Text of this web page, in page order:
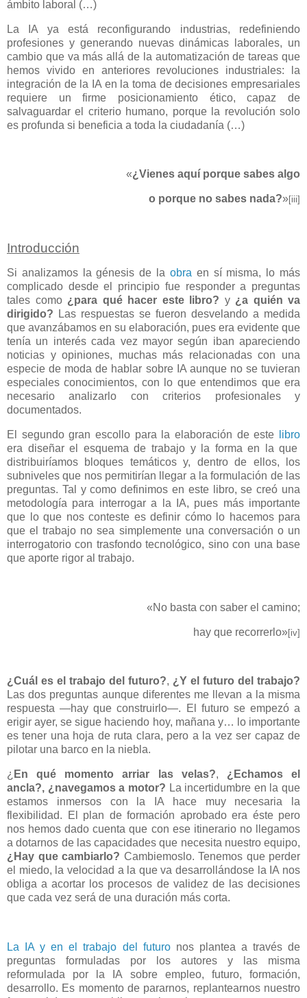
ámbito laboral (…)
La IA ya está reconfigurando industrias, redefiniendo
profesiones y generando nuevas dinámicas laborales, un
cambio que va más allá de la automatización de tareas que
hemos vivido en anteriores revoluciones industriales: la
integración de la IA en la toma de decisiones empresariales
requiere un firme posicionamiento ético, capaz de
salvaguardar el criterio humano, porque la revolución solo
es profunda si beneficia a toda la ciudadanía (…)
«¿Vienes aquí porque sabes algo
o porque no sabes nada?»[iii]
Introducción
Si analizamos la génesis de la obraen sí misma, lo más
complicado desde el principio fue responder a preguntas
tales como ¿para qué hacer este libro? y ¿a quién va
dirigido? Las respuestas se fueron desvelando a medida
que avanzábamos en su elaboración, pues era evidente que
tenía un interés cada vez mayor según iban apareciendo
noticias y opiniones, muchas más relacionadas con una
especie de moda de hablar sobre IA aunque no se tuvieran
especiales conocimientos, con lo que entendimos que era
necesario analizarlo con criterios profesionales y
documentados.
El segundo gran escollo para la elaboración de este
libro
era diseñar el esquema de trabajo y la forma en la que
distribuiríamos bloques temáticos y, dentro de ellos, los
subniveles que nos permitirían llegar a la formulación de las
preguntas. Tal y como definimos en este libro, se creó una
metodología para interrogar a la IA, pues más importante
que lo que nos conteste es definir cómo lo hacemos para
que el trabajo no sea simplemente una conversación o un
interrogatorio con trasfondo tecnológico, sino con una base
que aporte rigor al trabajo.
«No basta con saber el camino;
hay que recorrerlo»[iv]
¿Cuál es el trabajo del futuro?, ¿Y el futuro del trabajo?
Las dos preguntas aunque diferentes me llevan a la misma
respuesta ―hay que construirlo―. El futuro se empezó a
erigir ayer, se sigue haciendo hoy, mañana y… lo importante
es tener una hoja de ruta clara, pero a la vez ser capaz de
pilotar una barco en la niebla.
¿ En qué momento arriar las velas?, ¿Echamos el
ancla?, ¿navegamos a motor? La incertidumbre en la que
estamos inmersos con la IA hace muy necesaria la
flexibilidad. El plan de formación aprobado era éste pero
nos hemos dado cuenta que con ese itinerario no llegamos
a dotarnos de las capacidades que necesita nuestro equipo,
¿Hay que cambiarlo? Cambiemoslo. Tenemos que perder
el miedo, la velocidad a la que va desarrollándose la IA nos
obliga a acortar los procesos de validez de las decisiones
que cada vez será de una duración más corta.
La IA y en el trabajo del futuronos plantea a través de
preguntas formuladas por los autores y las misma
reformulada por la IA sobre empleo, futuro, formación,
desarrollo. Es momento de pararnos, replantearnos nuestro